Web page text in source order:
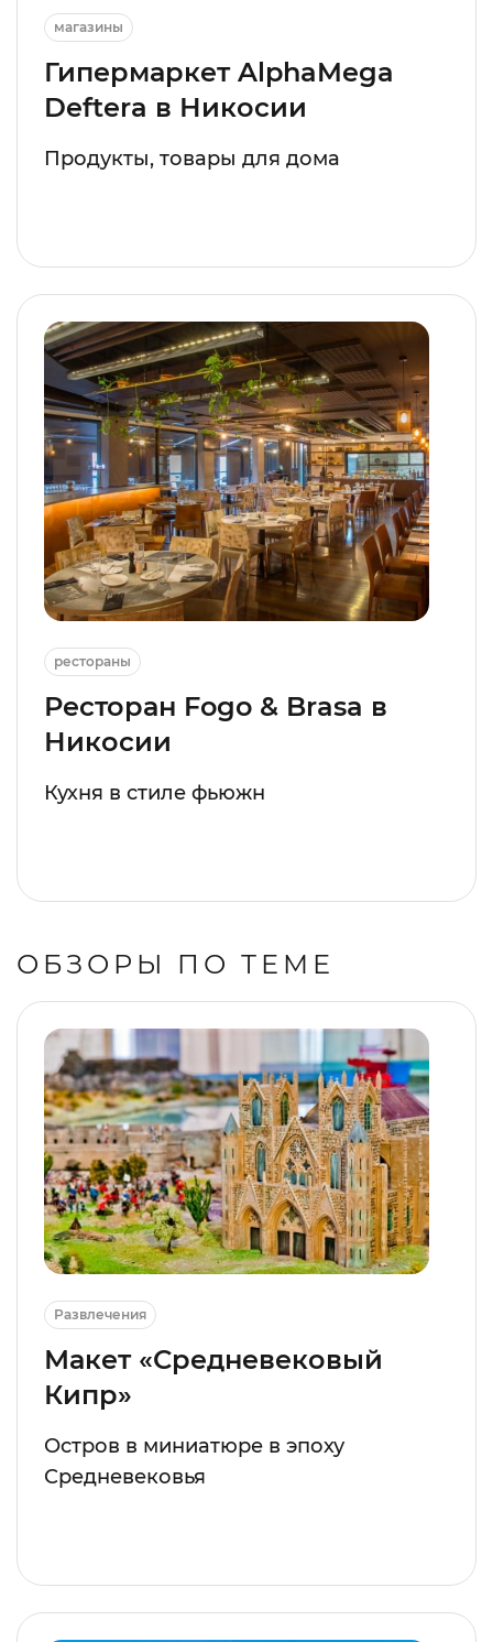
магазины
Гипермаркет AlphaMega
Deftera в Никосии
Продукты, товары для дома
рестораны
Ресторан Fogo & Brasa в
Никосии
Кухня в стиле фьюжн
ОБЗОРЫ ПО ТЕМЕ
Развлечения
Макет «Средневековый
Кипр»
Остров в миниатюре в эпоху
Средневековья